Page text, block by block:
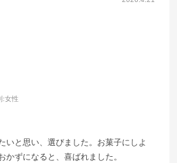
:女性
いと思い、選びました。お菓子にしよ
かずになると、喜ばれました。